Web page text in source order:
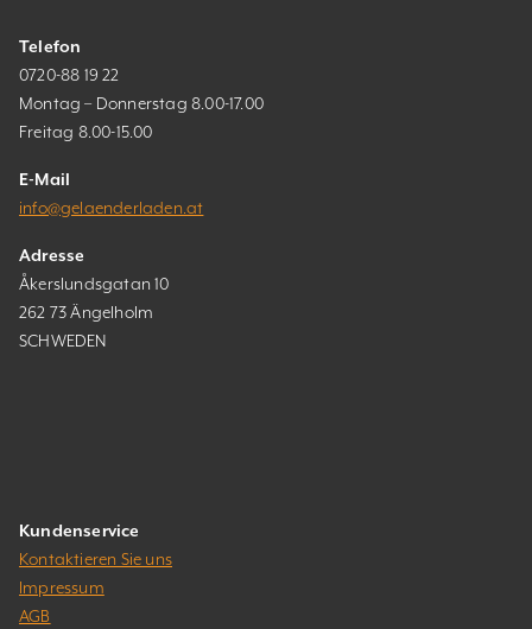
Telefon
0720-88 19 22
Montag – Donnerstag 8.00-17.00
Freitag 8.00-15.00
E-Mail
info@gelaenderladen.at
Adresse
Åkerslundsgatan 10
262 73 Ängelholm
SCHWEDEN
Kundenservice
Kontaktieren Sie uns
Impressum
AGB